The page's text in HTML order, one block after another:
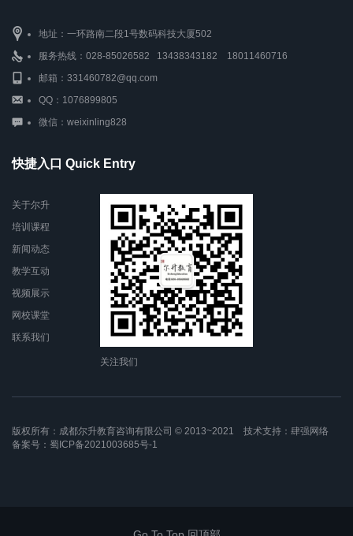
地址：一环路南二段1号数码科技大厦502
服务热线：028-85026582 13438343182 18011460716
邮箱：331460782@qq.com
QQ：1076899805
微信：weixinling828
快捷入口 Quick Entry
关于尔升
培训课程
新闻动态
教学互动
视频展示
网校课堂
联系我们
关注我们
版权所有：成都尔升教育咨询有限公司 © 2013~2021 技术支持： 肆强网络
备案号： 蜀ICP备2021003685号-1